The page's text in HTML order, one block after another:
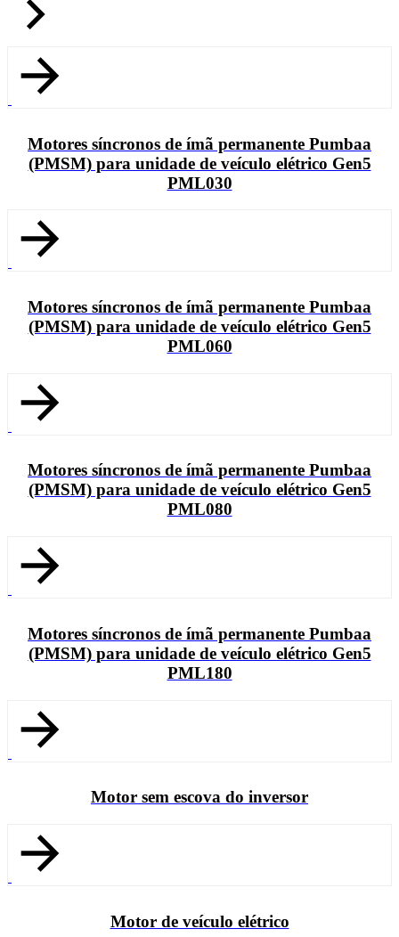
Motores síncronos de ímã permanente Pumbaa
(PMSM) para unidade de veículo elétrico Gen5
PML030
Motores síncronos de ímã permanente Pumbaa
(PMSM) para unidade de veículo elétrico Gen5
PML060
Motores síncronos de ímã permanente Pumbaa
(PMSM) para unidade de veículo elétrico Gen5
PML080
Motores síncronos de ímã permanente Pumbaa
(PMSM) para unidade de veículo elétrico Gen5
PML180
Motor sem escova do inversor
Motor de veículo elétrico